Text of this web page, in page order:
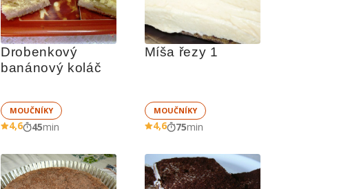
Drobenkový
banánový koláč
MOUČNÍKY
4,6 45min
Míša řezy 1
MOUČNÍKY
4,6 75min